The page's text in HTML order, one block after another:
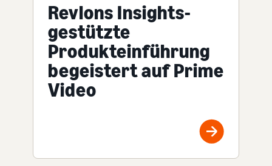
Revlons Insights-
gestützte
Produkteinführung
begeistert auf Prime
Video